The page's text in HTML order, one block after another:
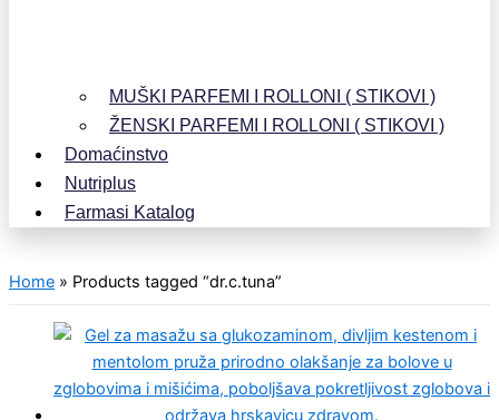
MUŠKI PARFEMI I ROLLONI ( STIKOVI )
ŽENSKI PARFEMI I ROLLONI ( STIKOVI )
Domaćinstvo
Nutriplus
Farmasi Katalog
Home » Products tagged “dr.c.tuna”